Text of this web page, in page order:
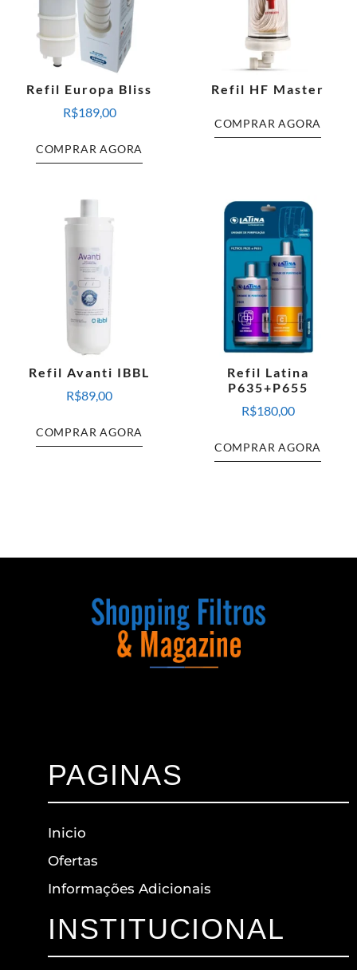
Refil Europa Bliss
R$189,00
COMPRAR AGORA
Refil HF Master
COMPRAR AGORA
Refil Avanti IBBL
R$89,00
COMPRAR AGORA
Refil Latina
P635+P655
R$180,00
COMPRAR AGORA
PAGINAS
Inicio
Ofertas
Informações Adicionais
INSTITUCIONAL